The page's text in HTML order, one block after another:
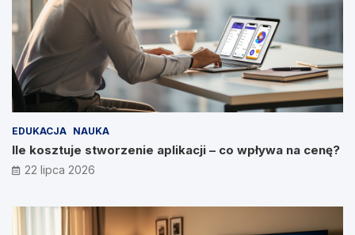
EDUKACJA NAUKA
Ile kosztuje stworzenie aplikacji – co wpływa na cenę?
22 lipca 2026